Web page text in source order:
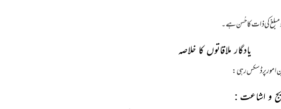
یادگار ملاقاتوں کا خلاصہ
امور پر ڈسکس رہی: